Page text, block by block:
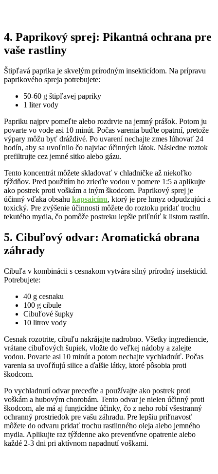
4. Paprikový sprej: Pikantná ochrana pre
vaše rastliny
Štipľavá paprika je skvelým prírodným insekticídom. Na prípravu
paprikového spreja potrebujete:
50-60 g štipľavej papriky
1 liter vody
Papriku najprv pomeľte alebo rozdrvte na jemný prášok. Potom ju
povarte vo vode asi 10 minút. Počas varenia buďte opatrní, pretože
výpary môžu byť dráždivé. Po uvarení nechajte zmes lúhovať 24
hodín, aby sa uvoľnilo čo najviac účinných látok. Následne roztok
prefiltrujte cez jemné sitko alebo gázu.
Tento koncentrát môžete skladovať v chladničke až niekoľko
týždňov. Pred použitím ho zrieďte vodou v pomere 1:5 a aplikujte
ako postrek proti voškám a iným škodcom. Paprikový sprej je
účinný vďaka obsahu kapsaicínu, ktorý je pre hmyz odpudzujúci a
toxický. Pre zvýšenie účinnosti môžete do roztoku pridať trochu
tekutého mydla, čo pomôže postreku lepšie priľnúť k listom rastlín.
5. Cibuľový odvar: Aromatická obrana
záhrady
Cibuľa v kombinácii s cesnakom vytvára silný prírodný insekticíd.
Potrebujete:
40 g cesnaku
100 g cibule
Cibuľové šupky
10 litrov vody
Cesnak rozotrite, cibuľu nakrájajte nadrobno. Všetky ingrediencie,
vrátane cibuľových šupiek, vložte do veľkej nádoby a zalejte
vodou. Povarte asi 10 minút a potom nechajte vychladnúť. Počas
varenia sa uvoľňujú silice a ďalšie látky, ktoré pôsobia proti
škodcom.
Po vychladnutí odvar preceďte a používajte ako postrek proti
voškám a hubovým chorobám. Tento odvar je nielen účinný proti
škodcom, ale má aj fungicídne účinky, čo z neho robí všestranný
ochranný prostriedok pre vašu záhradu. Pre lepšiu priľnavosť
môžete do odvaru pridať trochu rastlinného oleja alebo jemného
mydla. Aplikujte raz týždenne ako preventívne opatrenie alebo
každé 2-3 dni pri aktívnom napadnutí voškami.